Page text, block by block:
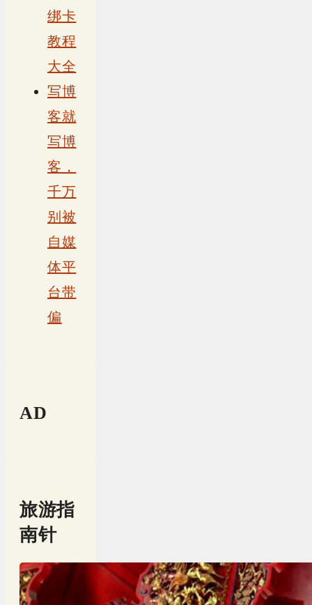
绑卡
教程
大全
写博
客就
写博
客，
千万
别被
自媒
体平
台带
偏
AD
旅游指
南针